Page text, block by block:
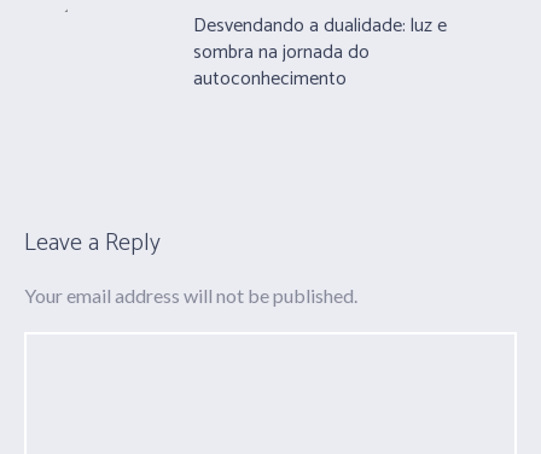
Desvendando a dualidade: luz e
sombra na jornada do
autoconhecimento
Leave a Reply
Your email address will not be published.